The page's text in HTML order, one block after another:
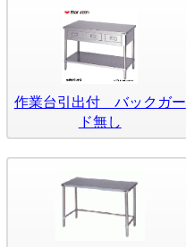
作業台引出付 バックガー
ド無し